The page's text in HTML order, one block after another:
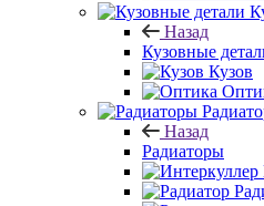
Назад
Кузовные
Кузов
Назад
Радиаторы